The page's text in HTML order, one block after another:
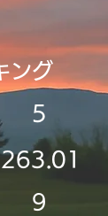
ング
5
263.01
9